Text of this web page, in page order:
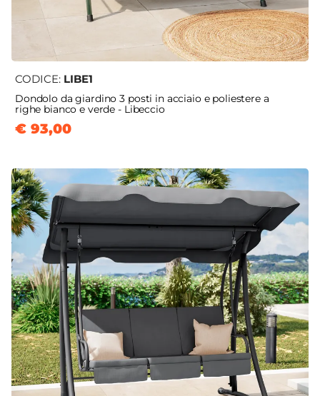
CODICE: LIBE1
Dondolo da giardino 3 posti in acciaio e poliestere a
righe bianco e verde - Libeccio
€ 93,00